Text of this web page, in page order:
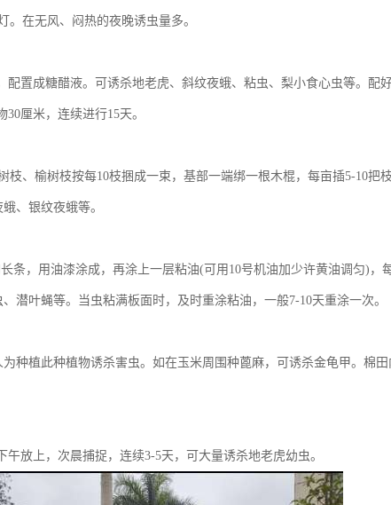
在无风、闷热的夜晚诱虫量多。
配置成糖醋液。可诱杀地老虎、斜纹夜蛾、粘虫、梨小食心虫等。配
厘米，连续进行15天。
枝、榆树枝按每10枝捆成一束，基部一端绑一根木棍，每亩插5-10把
、银纹夜蛾等。
条，用油漆涂成，再涂上一层粘油(可用10号机油加少许黄油调匀)，
潜叶蝇等。当虫粘满板面时，及时重涂粘油，一般7-10天重涂一次。
种植此种植物诱杀害虫。如在玉米周围种蓖麻，可诱杀金龟甲。棉
放上，次晨捕捉，连续3-5天，可大量诱杀地老虎幼虫。